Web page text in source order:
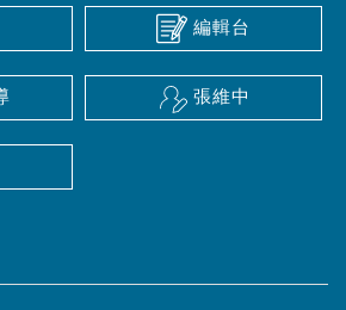
編輯台
張維中